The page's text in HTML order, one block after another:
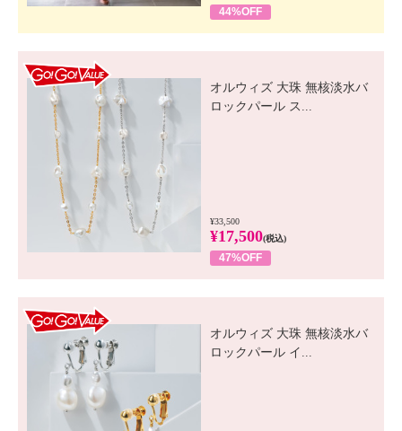
44%OFF
オルウィズ 大珠 無核淡水バ
ロックパール ス...
¥33,500
¥17,500(税込)
47%OFF
オルウィズ 大珠 無核淡水バ
ロックパール イ...